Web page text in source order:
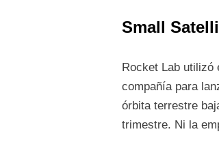
Small
Rocket Lab utilizó
compañía para
órbita terrestre
trimestre. Ni la